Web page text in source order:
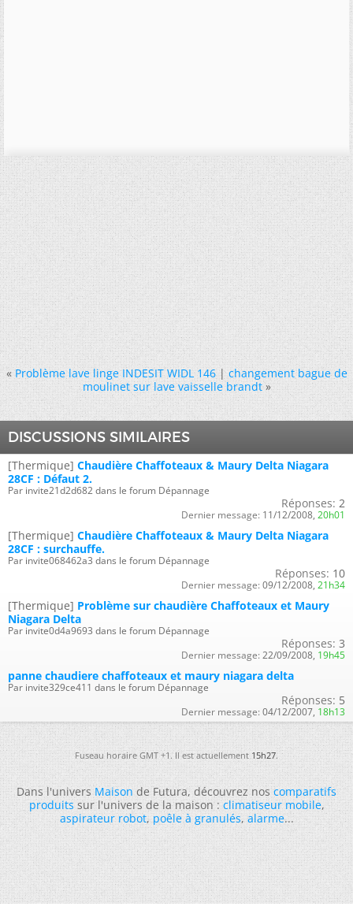
« Problème lave linge INDESIT WIDL 146|changement bague de
moulinet sur lave vaisselle brandt »
DISCUSSIONS SIMILAIRES
[Thermique] Chaudière Chaffoteaux & Maury Delta Niagara
28CF : Défaut 2.
Par invite21d2d682 dans le forum Dépannage
Réponses: 2
Dernier message: 11/12/2008, 20h01
[Thermique] Chaudière Chaffoteaux & Maury Delta Niagara
28CF : surchauffe.
Par invite068462a3 dans le forum Dépannage
Réponses: 10
Dernier message: 09/12/2008, 21h34
[Thermique] Problème sur chaudière Chaffoteaux et Maury
Niagara Delta
Par invite0d4a9693 dans le forum Dépannage
Réponses: 3
Dernier message: 22/09/2008, 19h45
panne chaudiere chaffoteaux et maury niagara delta
Par invite329ce411 dans le forum Dépannage
Réponses: 5
Dernier message: 04/12/2007, 18h13
Fuseau horaire GMT +1. Il est actuellement15h27.
Dans l'universMaisonde Futura, découvrez noscomparatifs
produitssur l'univers de la maison :climatiseur mobile,
aspirateur robot,poêle à granulés,alarme...